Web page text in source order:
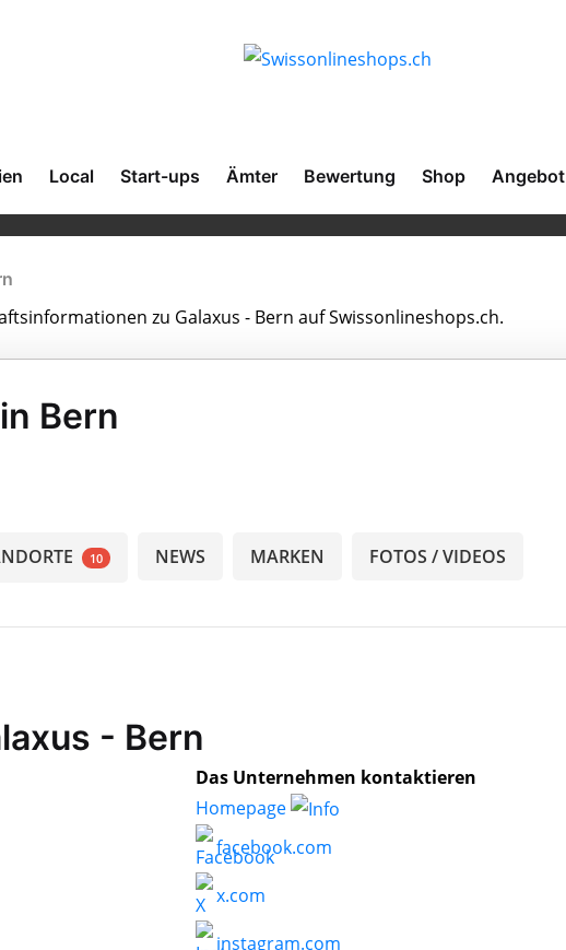
Local Start-ups Ämter Bewertung Shop Angebot
zu Galaxus - Bern auf Swissonlineshops.ch.
Bern
10 NEWS MARKEN FOTOS / VIDEOS
- Bern
Das Unternehmen kontaktieren
Homepage
facebook.com
x.com
instagram.com